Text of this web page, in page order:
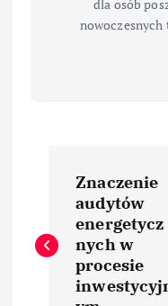
dla osób
nowoczesnych
w
Znaczenie
audytów
energetycz
nych w
procesie